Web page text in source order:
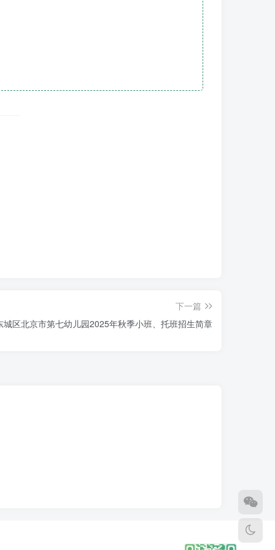
下一篇
城区北京市第七幼儿园2025年秋季小班、托班招生简章